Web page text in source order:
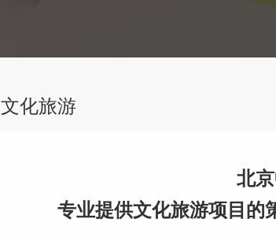
文化旅游
北
专业提供文化旅游项目的